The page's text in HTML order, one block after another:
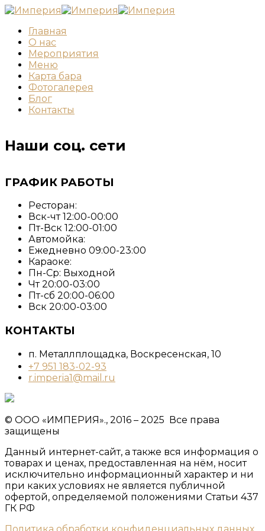
Главная
О нас
Мероприятия
Меню
Карта бара
Фотогалерея
Блог
Контакты
Наши соц. сети
ГРАФИК РАБОТЫ
Ресторан:
Вск-чт 12:00-00:00
Пт-Вск 12:00-01:00
Автомойка:
Ежедневно 09:00-23:00
Караоке:
Пн-Ср: Выходной
Чт 20:00-03:00
Пт-сб 20:00-06:00
Вск 20:00-03:00
КОНТАКТЫ
п. Металлплощадка, ​Воскресенская, 10​
+7 951 183-02-93
r.imperia1@mail.ru
© ООО «ИМПЕРИЯ»., 2016 – 2025 Все права
защищены
Данный интернет-сайт, а также вся информация о
товарах и ценах, предоставленная на нём, носит
исключительно информационный характер и ни
при каких условиях не является публичной
офертой, определяемой положениями Статьи 437
ГК РФ